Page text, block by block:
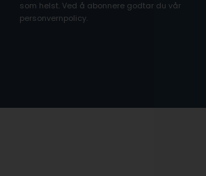
som helst. Ved å abonnere godtar du vår
personvernpolicy.